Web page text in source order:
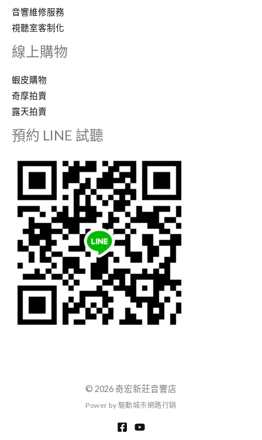
音響維修服務
視聽室客制化
線上購物
蝦皮購物
奇摩拍賣
露天拍賣
預約 LINE 試聽
© 2026 奇宏新莊音響店
Power by 驅動城市網路行銷